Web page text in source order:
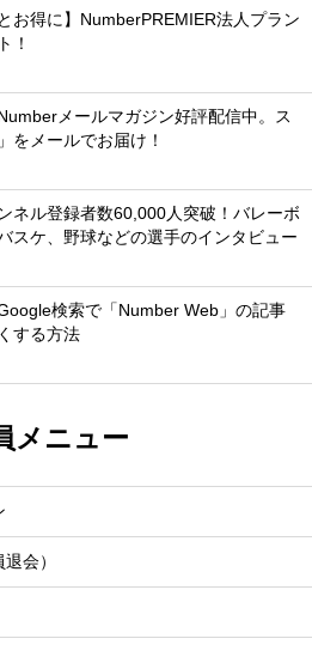
お得に】NumberPREMIER法人プラン
！
メールマガジン好評配信中。ス
をメールでお届け！
ネル登録者数60,000人突破！バレーボ
スケ、野球などの選手のインタビュー
検索で「Number Web」の記事
する方法
メニュー
会）